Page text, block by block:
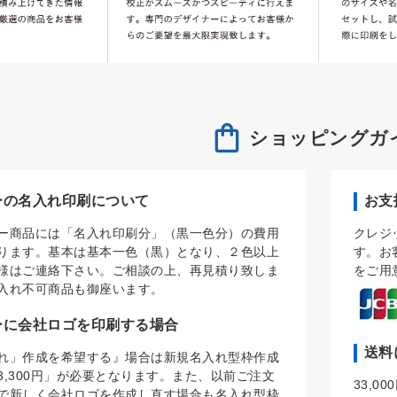
ショッピングガ
名入れ印刷について
商品には「名入れ印刷分」（黒一色分）の費用
ます。基本は基本一色（黒）となり、２色以上
はご連絡下さい。ご相談の上、再見積り致しま
不可商品も御座います。
会社ロゴを印刷する場合
」作成を希望する』場合は新規名入れ型枠作成
円」が必要となります。また、以前ご注文
お支
クレジ
す。お
をご用
送料
33,000